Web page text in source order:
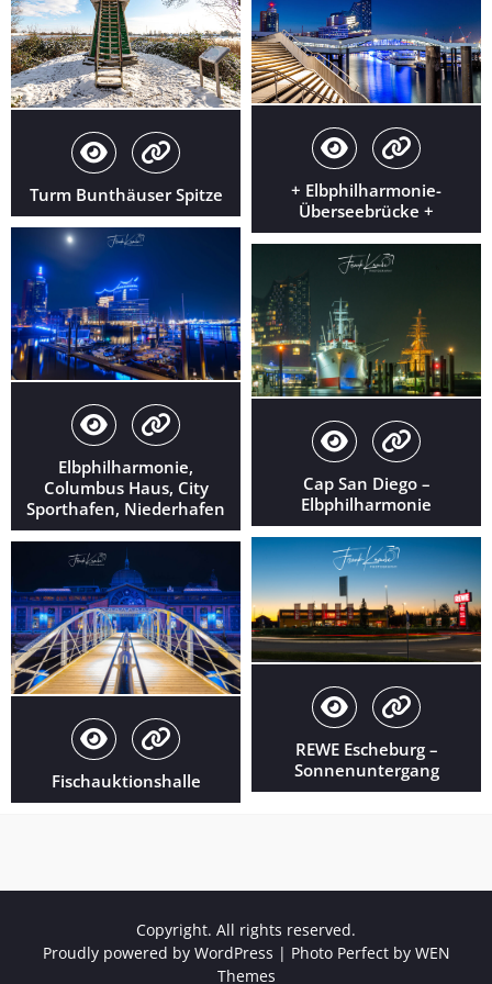
Turm Bunthäuser Spitze
+ Elbphilharmonie-
Überseebrücke +
Elbphilharmonie,
Columbus Haus, City
Sporthafen, Niederhafen
Cap San Diego –
Elbphilharmonie
REWE Escheburg –
Sonnenuntergang
Fischauktionshalle
Copyright. All rights reserved.
Proudly powered by WordPress | Photo Perfect by WEN
Themes